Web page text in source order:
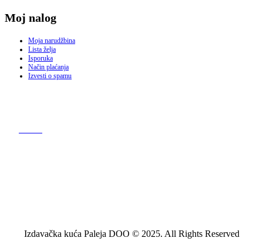
Moj nalog
Moja narudžbina
Lista želja
Isporuka
Način plaćanja
Izvesti o spamu
Izdavačka kuća Paleja DOO © 2025. All Rights Reserved